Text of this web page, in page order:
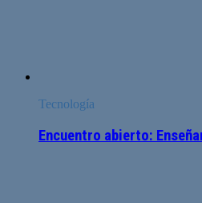
Tecnología
Encuentro abierto: